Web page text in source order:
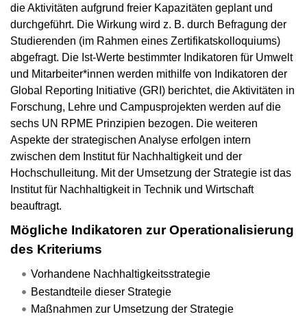
die Aktivitäten aufgrund freier Kapazitäten geplant und
durchgeführt. Die Wirkung wird z. B. durch Befragung der
Studierenden (im Rahmen eines Zertifikatskolloquiums)
abgefragt. Die Ist-Werte bestimmter Indikatoren für Umwelt
und Mitarbeiter*innen werden mithilfe von Indikatoren der
Global Reporting Initiative (GRI) berichtet, die Aktivitäten in
Forschung, Lehre und Campusprojekten werden auf die
sechs UN RPME Prinzipien bezogen. Die weiteren
Aspekte der strategischen Analyse erfolgen intern
zwischen dem Institut für Nachhaltigkeit und der
Hochschulleitung. Mit der Umsetzung der Strategie ist das
Institut für Nachhaltigkeit in Technik und Wirtschaft
beauftragt.
Mögliche Indikatoren zur Operationalisierung
des Kriteriums
Vorhandene Nachhaltigkeitsstrategie
Bestandteile dieser Strategie
Maßnahmen zur Umsetzung der Strategie